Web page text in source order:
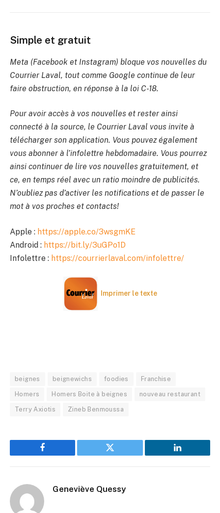
Simple et gratuit
Meta (Facebook et Instagram) bloque vos nouvelles du
Courrier Laval, tout comme Google continue de leur
faire obstruction, en réponse à la loi C-18.
Pour avoir accès à vos nouvelles et rester ainsi
connecté à la source, le Courrier Laval vous invite à
télécharger son application. Vous pouvez également
vous abonner à l’infolettre hebdomadaire. Vous pourrez
ainsi continuer de lire vos nouvelles gratuitement, et
ce, en temps réel avec un ratio moindre de publicités.
N’oubliez pas d’activer les notifications et de passer le
mot à vos proches et contacts!
Apple : https://apple.co/3wsgmKE
Android : https://bit.ly/3uGPo1D
Infolettre : https://courrierlaval.com/infolettre/
Imprimer le texte
beignes beignewichs foodies Franchise
Homers Homers Boite à beignes nouveau restaurant
Terry Axiotis Zineb Benmoussa
Facebook Twitter LinkedIn
Geneviève Quessy